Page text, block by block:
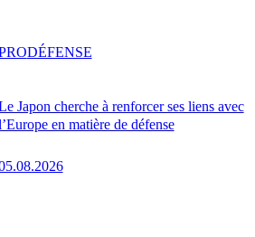
Japon cherche à renforcer ses liens avec
en matière de défense
DÉFENSE